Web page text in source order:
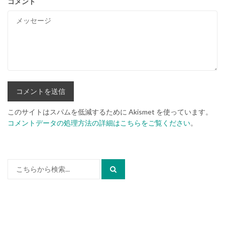
このサイトはスパムを低減するために Akismet を使っています。
コメントデータの処理方法の詳細はこちらをご覧ください。